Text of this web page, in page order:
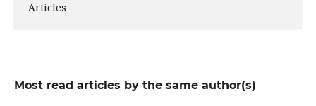
Articles
Most read articles by the same author(s)